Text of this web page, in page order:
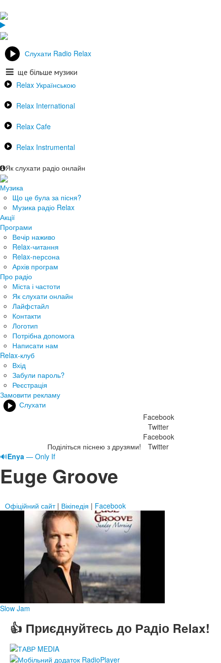
Слухати Radio Relax
ще більше музики
Relax Українською
Relax International
Relax Cafe
Relax Instrumental
Як слухати радіо онлайн
Музика
Що це була за пісня?
Музика радіо Relax
Акції
Програми
Вечір наживо
Relax-читання
Relax-персона
Архів програм
Про радіо
Міста і частоти
Як слухати онлайн
Лайфстайл
Контакти
Логотип
Потрібна допомога
Написати нам
Relax-клуб
Вхід
Забули пароль?
Реєстрація
Замовити рекламу
Слухати
Поділіться піснею з друзями!
Facebook
Twitter
Facebook
Twitter
🔊Enya — Only If
Euge Groove
Офіційний сайт| Вікіпедія | Facebook
Slow Jam
👍 Приєднуйтесь до Радіо Relax!